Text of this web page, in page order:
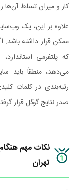
کار و میزان تسلط آن‌ها
علاوه بر این، یک
ممکن قرار داشته
که پلتفرمی
می‌دهد، منطقاً باید
رتبه‌بندی در کلمات
صدر نتایج گوگل قرار
نکات مهم
تهران